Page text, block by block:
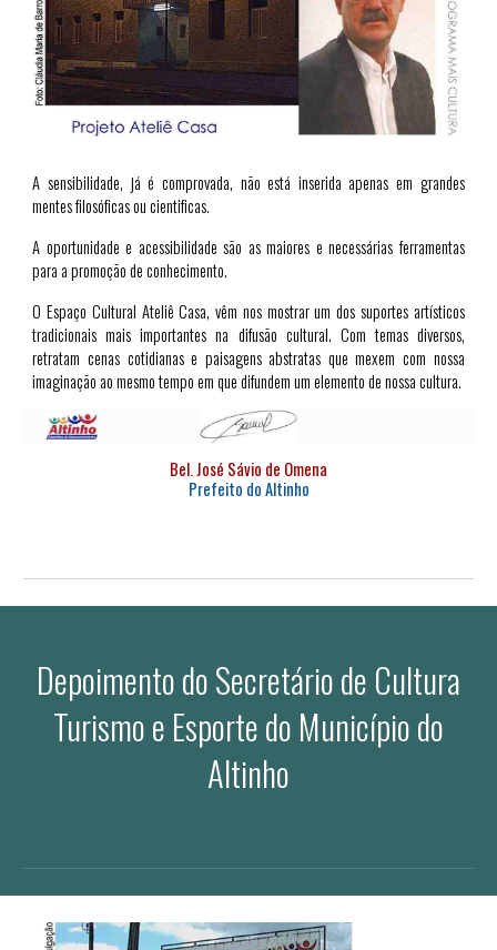
A sensibilidade, já é comprovada, não está inserida apenas em grandes
mentes filosóficas ou cientificas.
A oportunidade e acessibilidade são as maiores e necessárias ferramentas
para a promoção de conhecimento.
O Espaço Cultural Ateliê Casa, vêm nos mostrar um dos suportes artísticos
tradicionais mais importantes na difusão cultural. Com temas diversos,
retratam cenas cotidianas e paisagens abstratas que mexem com nossa
imaginação ao mesmo tempo em que difundem um elemento de nossa cultura.
Bel. José Sávio de Omena
Prefeito do Altinho
Depoimento doSecretáriode Cultura
Turismo e Esporte doMunicípio do
Altinho